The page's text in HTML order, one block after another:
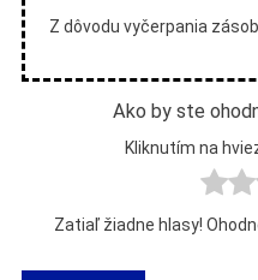
Z dôvodu vyčerpania
Ako by ste
Kliknutím na
Zatiaľ žiadne hlasy!